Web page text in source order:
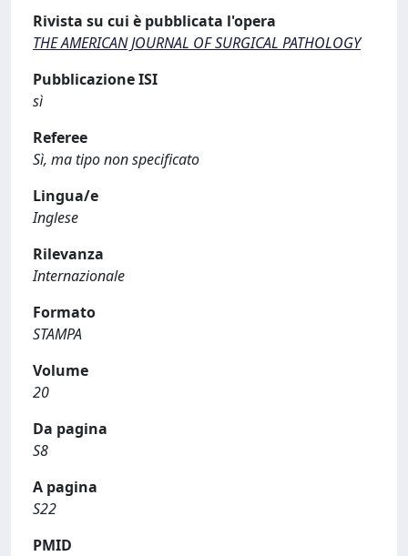
Rivista su cui è pubblicata l'opera
THE AMERICAN JOURNAL OF SURGICAL PATHOLOGY
Pubblicazione ISI
sì
Referee
Sì, ma tipo non specificato
Lingua/e
Inglese
Rilevanza
Internazionale
Formato
STAMPA
Volume
20
Da pagina
S8
A pagina
S22
PMID